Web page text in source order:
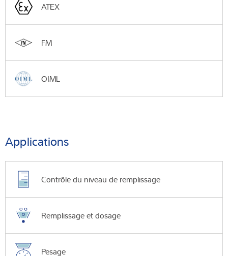
ATEX
FM
OIML
Applications
Contrôle du niveau de remplissage
Remplissage et dosage
Pesage